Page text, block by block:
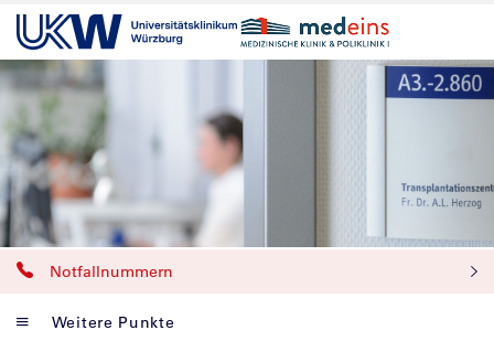
Notfallnummern
Weitere Punkte